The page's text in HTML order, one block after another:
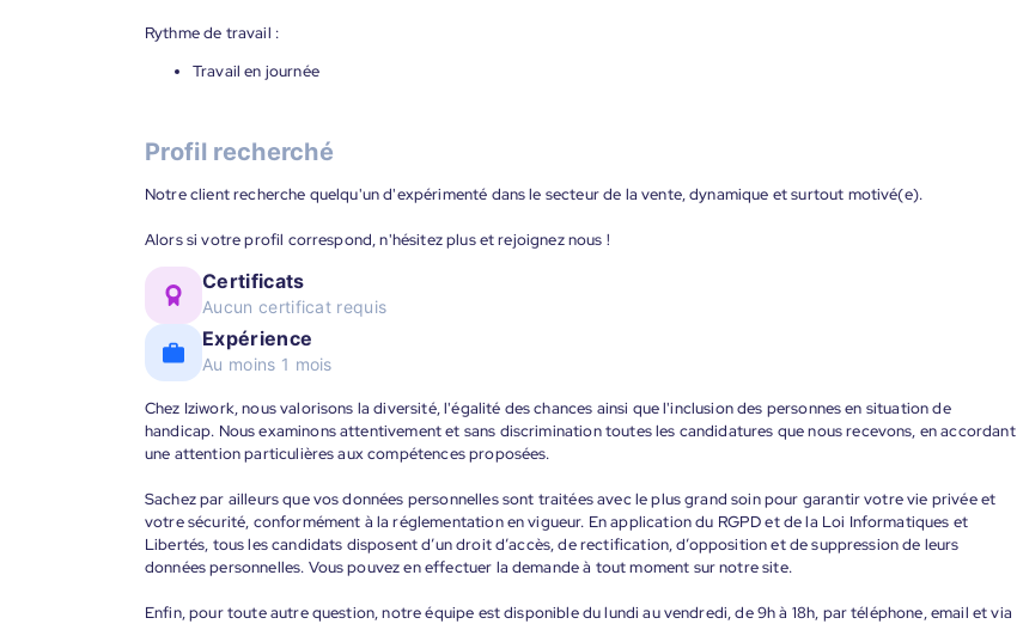
Rythme de travail :
Travail en journée
Profil recherché
Notre client recherche quelqu'un d'expérimenté dans le secteur de la vente, dynamique et surtout motivé(e).
Alors si votre profil correspond, n'hésitez plus et rejoignez nous !
Certificats
Aucun certificat requis
Expérience
Au moins 1 mois
Chez Iziwork, nous valorisons la diversité, l'égalité des chances ainsi que l'inclusion des personnes en situation de
handicap. Nous examinons attentivement et sans discrimination toutes les candidatures que nous recevons, en accordant
une attention particulières aux compétences proposées.
Sachez par ailleurs que vos données personnelles sont traitées avec le plus grand soin pour garantir votre vie privée et
votre sécurité, conformément à la réglementation en vigueur. En application du RGPD et de la Loi Informatiques et
Libertés, tous les candidats disposent d’un droit d’accès, de rectification, d’opposition et de suppression de leurs
données personnelles. Vous pouvez en effectuer la demande à tout moment sur notre site.
Enfin, pour toute autre question, notre équipe est disponible du lundi au vendredi, de 9h à 18h, par téléphone, email et via